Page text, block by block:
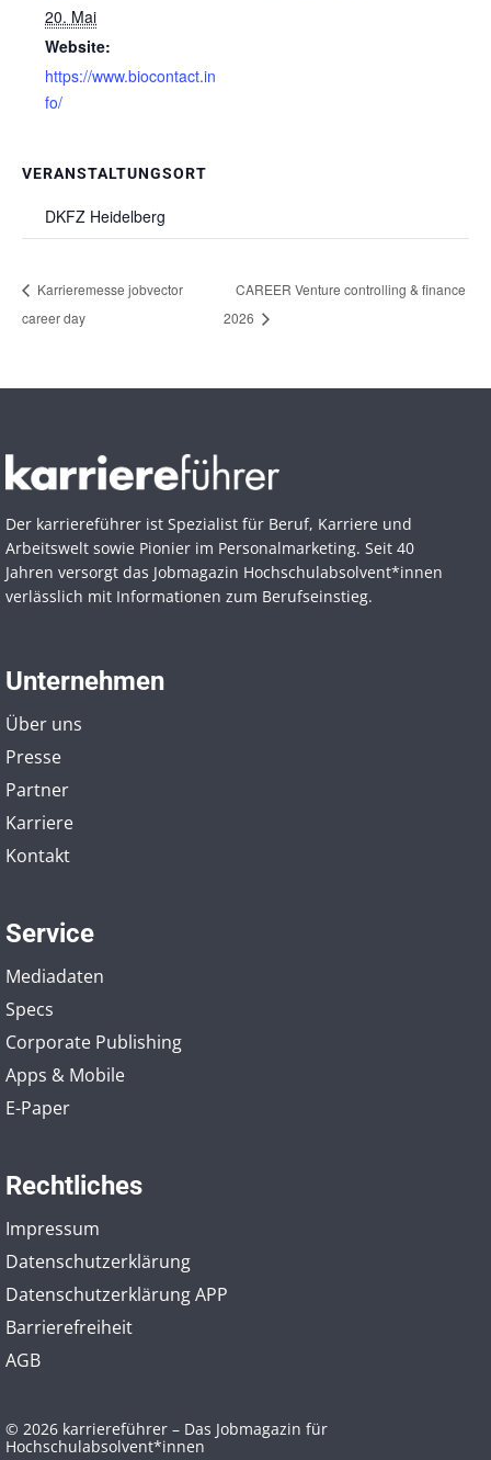
20. Mai
Website:
https://www.biocontact.in
fo/
VERANSTALTUNGSORT
DKFZ Heidelberg
Karrieremesse jobvector
career day
CAREER Venture controlling & finance
2026
Der karriereführer ist Spezialist für Beruf, Karriere und
Arbeitswelt sowie Pionier im Personal­marketing. Seit 40
Jahren versorgt das Jobmagazin Hochschul­absolvent*innen
verlässlich mit Informationen zum Berufseinstieg.
Unternehmen
Über uns
Presse
Partner
Karriere
Kontakt
Service
Mediadaten
Specs
Corporate Publishing
Apps & Mobile
E-Paper
Rechtliches
Impressum
Datenschutzerklärung
Datenschutzerklärung APP
Barrierefreiheit
AGB
© 2026 karriereführer – Das Jobmagazin für
Hochschulabsolvent*innen